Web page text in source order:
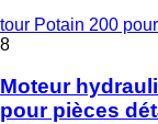
tour Potain 200
8
Moteur
pour pièces